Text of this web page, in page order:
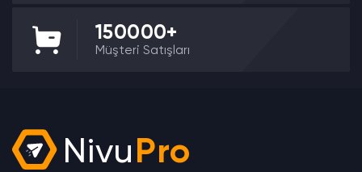
150000+
Müşteri Satışları
NivuPro